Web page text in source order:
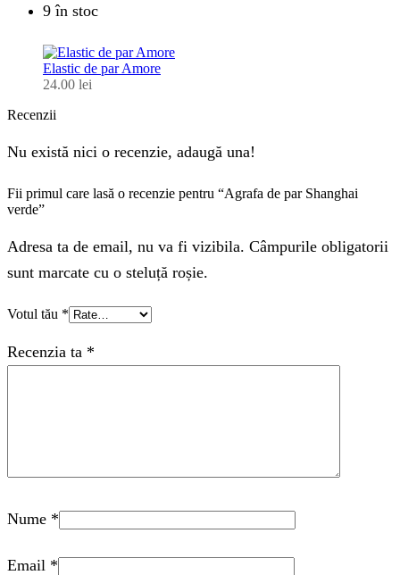
9 în stoc
Elastic de par Amore
24.00 lei
Recenzii
Nu există nici o recenzie, adaugă una!
Fii primul care lasă o recenzie pentru “Agrafa de par Shanghai
verde”
Adresa ta de email, nu va fi vizibila. Câmpurile obligatorii
sunt marcate cu o steluță roșie.
Votul tău *
Recenzia ta *
Nume *
Email *